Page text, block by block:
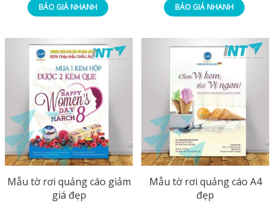
BÁO GIÁ NHANH BÁO GIÁ NHANH
Mẫu tờ rơi quảng cáo giảm
giá đẹp
Mẫu tờ rơi quảng cáo A4
đẹp